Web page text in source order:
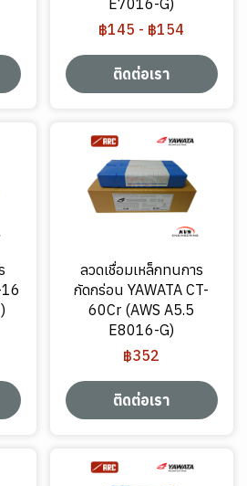
E7016-G)
฿145 - ฿154
ติดต่อเรา
ลวดเชื่อมเหล็กทนการ
กัดกร่อน YAWATA CT-
60Cr (AWS A5.5
E8016-G)
฿352
ติดต่อเรา